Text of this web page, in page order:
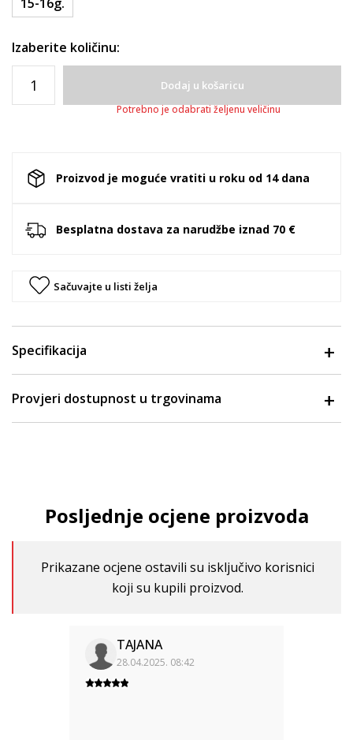
Izaberite količinu:
Dodaj u košaricu
Potrebno je odabrati željenu veličinu
Proizvod je moguće vratiti u roku od 14 dana
Besplatna dostava za narudžbe iznad 70 €
Sačuvajte u listi želja
Specifikacija
Provjeri dostupnost u trgovinama
Posljednje ocjene proizvoda
Prikazane ocjene ostavili su isključivo korisnici
koji su kupili proizvod.
TAJANA
28.04.2025. 08:42